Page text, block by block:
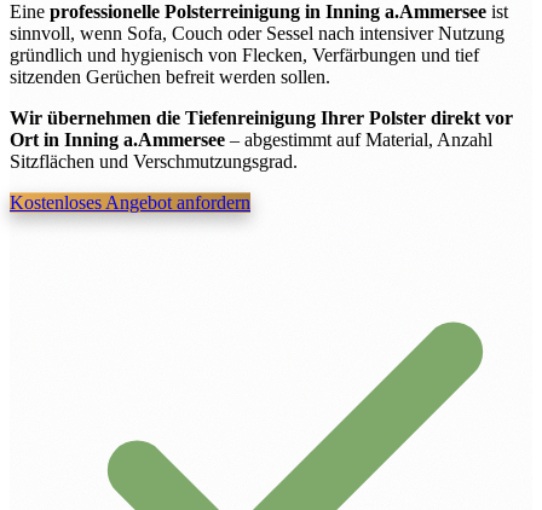
Eine professionelle Polsterreinigung in Inning a.Ammersee ist
sinnvoll, wenn Sofa, Couch oder Sessel nach intensiver Nutzung
gründlich und hygienisch von Flecken, Verfärbungen und tief
sitzenden Gerüchen befreit werden sollen.
Wir übernehmen die Tiefenreinigung Ihrer Polster direkt vor
Ort in Inning a.Ammersee– abgestimmt auf Material, Anzahl
Sitzflächen und Verschmutzungsgrad.
Kostenloses Angebot anfordern